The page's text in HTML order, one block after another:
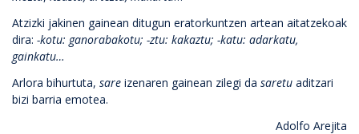
Atzizki jakinen gainean ditugun eratorkuntzen artean aitatzekoak
dira: -kotu: ganorabakotu; -ztu: kakaztu; -katu: adarkatu,
gainkatu…
Arlora bihurtuta, sare izenaren gainean zilegi da saretu aditzari
bizi barria emotea.
Adolfo Arejita